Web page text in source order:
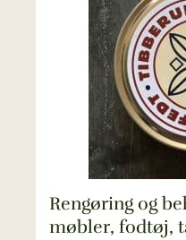
Rengøring og
møbler, fodtøj,